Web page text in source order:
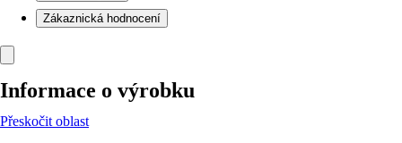
Zákaznická hodnocení
Informace o výrobku
Přeskočit oblast